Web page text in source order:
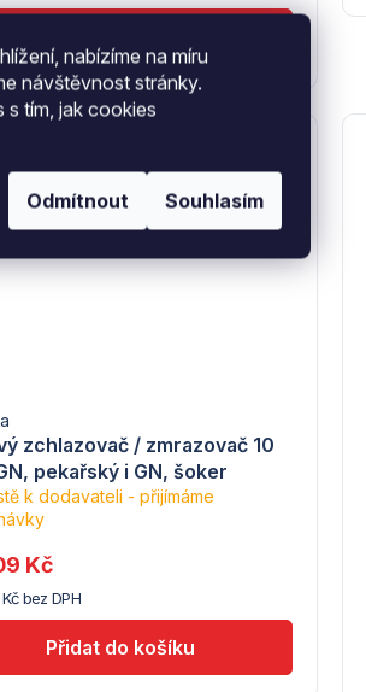
nabízíme na míru
návštěvnost stránky.
s tím, jak cookies
Odmítnout Souhlasím
86 077 Kč
–5 %
zchlazovač / zmrazovač 10
pekařský i GN, šoker
k dodavateli - přijímáme
bez DPH
Kč